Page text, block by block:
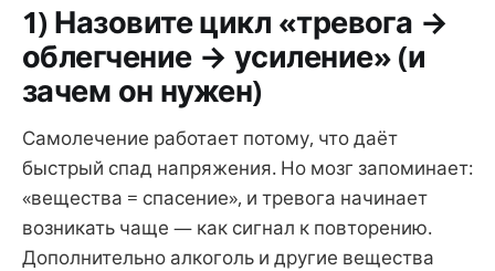
1) Назовите цикл «тревога →
облегчение → усиление» (и
зачем он нужен)
Самолечение работает потому, что даёт
быстрый спад напряжения. Но мозг запоминает:
«вещества = спасение», и тревога начинает
возникать чаще — как сигнал к повторению.
Дополнительно алкоголь и другие вещества